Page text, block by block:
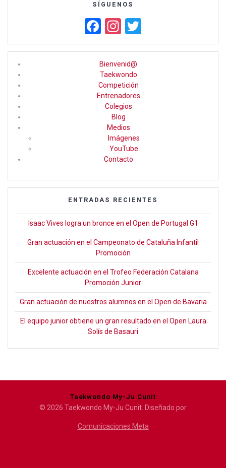
SÍGUENOS
F
a
ce
b
o
o
k
In
st
a
gr
a
m
wi
tt
Bienvenid@
Taekwondo
Competición
Entrenadores
Colegios
Blog
Medios
Imágenes
YouTube
Contacto
ENTRADAS RECIENTES
Isaac Vives logra un bronce en el Open de Portugal G1
Gran actuación en el Campeonato de Cataluña Infantil
Promoción
Excelente actuación en el Trofeo Federación Catalana
Promoción Junior
Gran actuación de nuestros alumnos en el Open de Bavaria
El equipo junior obtiene un gran resultado en el Open Laura
Solís de Basauri
Taekwondo My-Ju Cunit
© 2026 Taekwondo My-Ju Cunit. Diseñado por
Comunicaciones Meta